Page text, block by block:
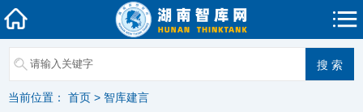
当前位置： 首页 > 智库建言